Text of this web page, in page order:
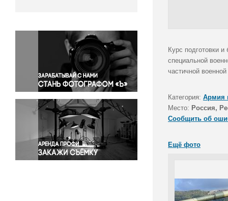
Окружающая среда
Политика
Правосудие
Происшествия и конфликты
Религия
Светская жизнь
Спорт
Экология
Экономика и бизнес
Курс подготовки
специальной
частичной
Категория: Армия
Место: Россия,
Сообщить об
Ещё фото